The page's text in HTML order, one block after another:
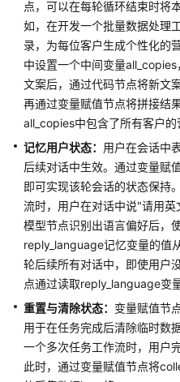
代
码
开
发
应
选
型
指
南
低
代
码
应
开
发
流
程
点，可以在每轮循环结束时将
如，在开发一个批量数据处理
录，为每位客户生成个性化的
中设置一个中间变量
文案后，通过代码节点将新文
再通过变量赋值节点将拼接结
all_copies中包含了所有客户的
记忆用户状态： 用户在会话中
后续对话中生效。通过变量赋
即可实现该轮会话的状态保持
流时，用户在对话中说"请用
模型节点识别出语言偏好后，
reply_language记忆变量的值
轮后续所有对话中，即使用户
点通过读取reply_language变
重置与清除状态： 变量赋值节
用于在任务完成后清除临时数
一个多次任务工作流时，用户
此时，通过变量赋值节点将